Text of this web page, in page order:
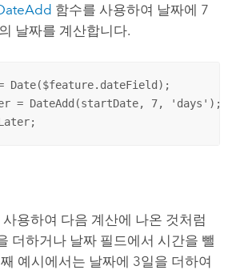
함수를 사용하여 날짜에 7
날짜를 계산합니다.
Date($feature.dateField);
= DateAdd(startDate, 7, 'days');
사용하여 다음 계산에 나온 것처럼
더하거나 날짜 필드에서 시간을 뺄
예시에서는 날짜에 3일을 더하여